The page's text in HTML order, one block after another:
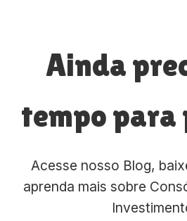
Ainda
tempo para
Acesse nosso Blog,
aprenda mais sobre